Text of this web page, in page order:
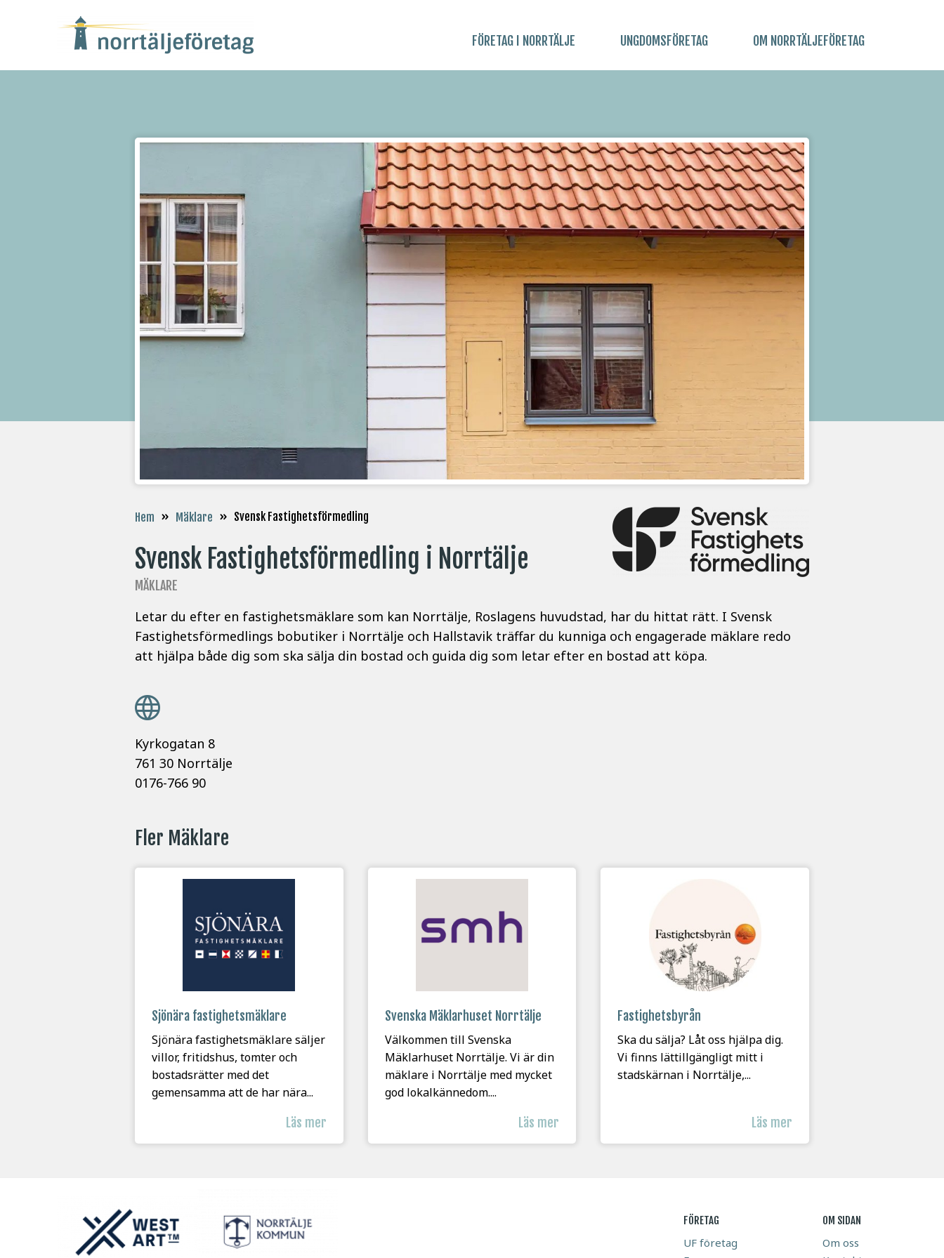
FÖRETAG I NORRTÄLJE UNGDOMSFÖRETAG OM NORRTÄLJEFÖRETAG
Hem » Mäklare » Svensk Fastighetsförmedling
Svensk Fastighetsförmedling i Norrtälje
MÄKLARE
Letar du efter en fastighetsmäklare som kan Norrtälje, Roslagens huvudstad, har du hittat rätt. I Svensk
Fastighetsförmedlings bobutiker i Norrtälje och Hallstavik träffar du kunniga och engagerade mäklare redo
att hjälpa både dig som ska sälja din bostad och guida dig som letar efter en bostad att köpa.
Kyrkogatan 8
761 30 Norrtälje
0176-766 90
Fler Mäklare
Sjönära fastighetsmäklare
Sjönära fastighetsmäklare säljer
villor, fritidshus, tomter och
bostadsrätter med det
gemensamma att de har nära...
Läs mer
Svenska Mäklarhuset Norrtälje
Välkommen till Svenska
Mäklarhuset Norrtälje. Vi är din
mäklare i Norrtälje med mycket
god lokalkännedom....
Läs mer
Fastighetsbyrån
Ska du sälja? Låt oss hjälpa dig.
Vi finns lättillgängligt mitt i
stadskärnan i Norrtälje,...
Läs mer
FÖRETAG
UF företag
OM SIDAN
Om oss